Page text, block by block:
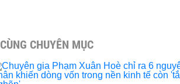
CÙNG CHUYÊN MỤC